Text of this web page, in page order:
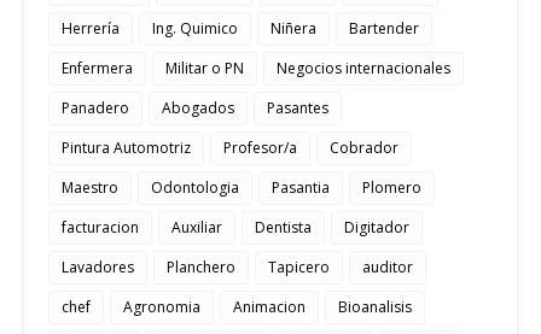
Herrería
Ing. Quimico Niñera
Bartender
Enfermera
Militar o PN
Negocios internacionales
Panadero
Abogados
Pasantes
Pintura Automotriz
Profesor/a
Cobrador
Maestro
Odontologia Pasantia
Plomero
facturacion
Auxiliar Dentista
Digitador
Lavadores
Planchero Tapicero
auditor
chef
Agronomia Animacion
Bioanalisis